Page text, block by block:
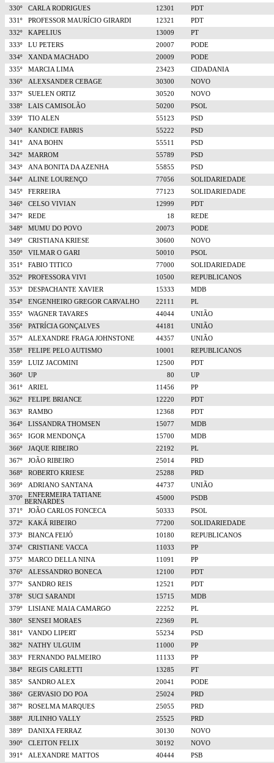
330º CARLA RODRIGUES 12301
PDT
331º
PROFESSOR MAURÍCIO GIRARDI 12321
PDT
332º
KAPELIUS 13009
PT
333º
LU PETERS 20007
PODE
334º
XANDA MACHADO 20009
PODE
335º
MARCIA LIMA 23423
CIDADANIA
336º
ALEXSANDER CEBAGE 30300
NOVO
337º
SUELEN ORTIZ 30520
NOVO
338º
LAIS CAMISOLÃO 50200
PSOL
339º
TIO ALEN 55123
PSD
340º
KANDICE FABRIS 55222
PSD
341º
ANA BOHN 55511
PSD
342º
MARROM 55789
PSD
343º
ANA BONITA DA AZENHA 55855
PSD
344º
ALINE LOURENÇO 77056
SOLIDARIEDADE
345º
FERREIRA 77123
SOLIDARIEDADE
346º
CELSO VIVIAN 12999
PDT
347º
REDE 18
REDE
348º
MUMU DO POVO 20073
PODE
349º
CRISTIANA KRIESE 30600
NOVO
350º
VILMAR O GARI 50010
PSOL
351º
FABIO TITICO 77000
SOLIDARIEDADE
352º
PROFESSORA VIVI 10500
REPUBLICANOS
353º
DESPACHANTE XAVIER 15333
MDB
354º
ENGENHEIRO GREGOR CARVALHO 22111
PL
355º
WAGNER TAVARES 44044
UNIÃO
356º
PATRÍCIA GONÇALVES 44181
UNIÃO
357º
ALEXANDRE FRAGA JOHNSTONE 44357
UNIÃO
358º
FELIPE PELO AUTISMO 10001
REPUBLICANOS
359º
LUIZ JACOMINI 12500
PDT
360º
UP 80
UP
361º
ARIEL 11456
PP
362º
FELIPE BRIANCE 12220
PDT
363º
RAMBO 12368
PDT
364º
LISSANDRA THOMSEN 15077
MDB
365º
IGOR MENDONÇA 15700
MDB
366º
JAQUE RIBEIRO 22192
PL
367º
JOÃO RIBEIRO 25014
PRD
368º
ROBERTO KRIESE 25288
PRD
369º
ADRIANO SANTANA 44737
UNIÃO
370º
ENFERMEIRA TATIANE
BERNARDES
45000
PSDB
371º
JOÃO CARLOS FONCECA 50333
PSOL
372º
KAKÁ RIBEIRO 77200
SOLIDARIEDADE
373º
BIANCA FEIJÓ 10180
REPUBLICANOS
374º
CRISTIANE VACCA 11033
PP
375º
MARCO DELLA NINA 11091
PP
376º
ALESSANDRO BONECA 12100
PDT
377º
SANDRO REIS 12521
PDT
378º
SUCI SARANDI 15715
MDB
379º
LISIANE MAIA CAMARGO 22252
PL
380º
SENSEI MORAES 22369
PL
381º
VANDO LIPERT 55234
PSD
382º
NATHY ULGUIM 11000
PP
383º
FERNANDO PALMEIRO 11133
PP
384º
REGIS CARLETTI 13285
PT
385º
SANDRO ALEX 20041
PODE
386º
GERVASIO DO POA 25024
PRD
387º
ROSELMA MARQUES 25055
PRD
388º
JULINHO VALLY 25525
PRD
389º
DANIXA FERRAZ 30130
NOVO
390º
CLEITON FELIX 30192
NOVO
391º
ALEXANDRE MATTOS 40444
PSB